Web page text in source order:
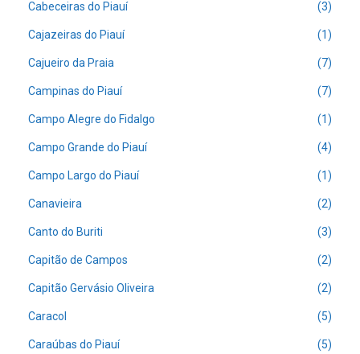
Cabeceiras do Piauí (3)
Cajazeiras do Piauí (1)
Cajueiro da Praia (7)
Campinas do Piauí (7)
Campo Alegre do Fidalgo (1)
Campo Grande do Piauí (4)
Campo Largo do Piauí (1)
Canavieira (2)
Canto do Buriti (3)
Capitão de Campos (2)
Capitão Gervásio Oliveira (2)
Caracol (5)
Caraúbas do Piauí (5)